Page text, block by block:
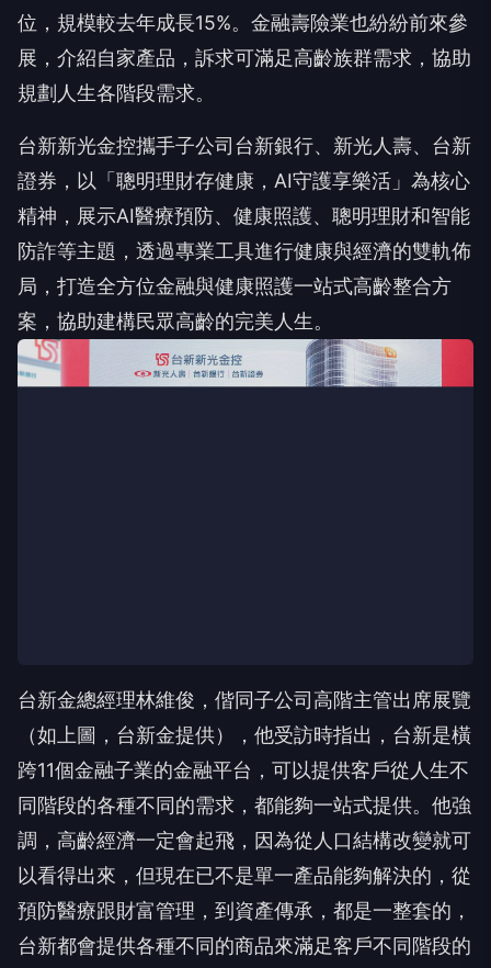
位，規模較去年成長15%。金融壽險業也紛紛前來參
展，介紹自家產品，訴求可滿足高齡族群需求，協助
規劃人生各階段需求。
台新新光金控攜手子公司台新銀行、新光人壽、台新
證券，以「聰明理財存健康，AI守護享樂活」為核心
精神，展示AI醫療預防、健康照護、聰明理財和智能
防詐等主題，透過專業工具進行健康與經濟的雙軌佈
局，打造全方位金融與健康照護一站式高齡整合方
案，協助建構民眾高齡的完美人生。
台新金總經理林維俊，偕同子公司高階主管出席展覽
（如上圖，台新金提供），他受訪時指出，台新是橫
跨11個金融子業的金融平台，可以提供客戶從人生不
同階段的各種不同的需求，都能夠一站式提供。他強
調，高齡經濟一定會起飛，因為從人口結構改變就可
以看得出來，但現在已不是單一產品能夠解決的，從
預防醫療跟財富管理，到資產傳承，都是一整套的，
台新都會提供各種不同的商品來滿足客戶不同階段的